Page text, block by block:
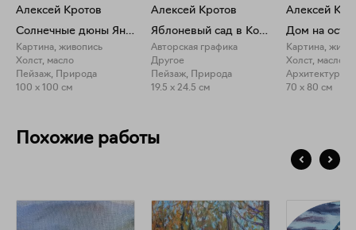
Алексей Кротов
Солнечные дюны Янтарного пляжа
Картина, живопись
Холст, масло
Пейзаж, Природа
100 x 100 см
Алексей Кротов
Яблоневый сад в Коломенском
Авторская графика
Другое
Пейзаж, Природа
19.5 x 24.5 см
Алексей
Картина,
Холст, масло
Архитектура,
70 x 80 см
Похожие работы